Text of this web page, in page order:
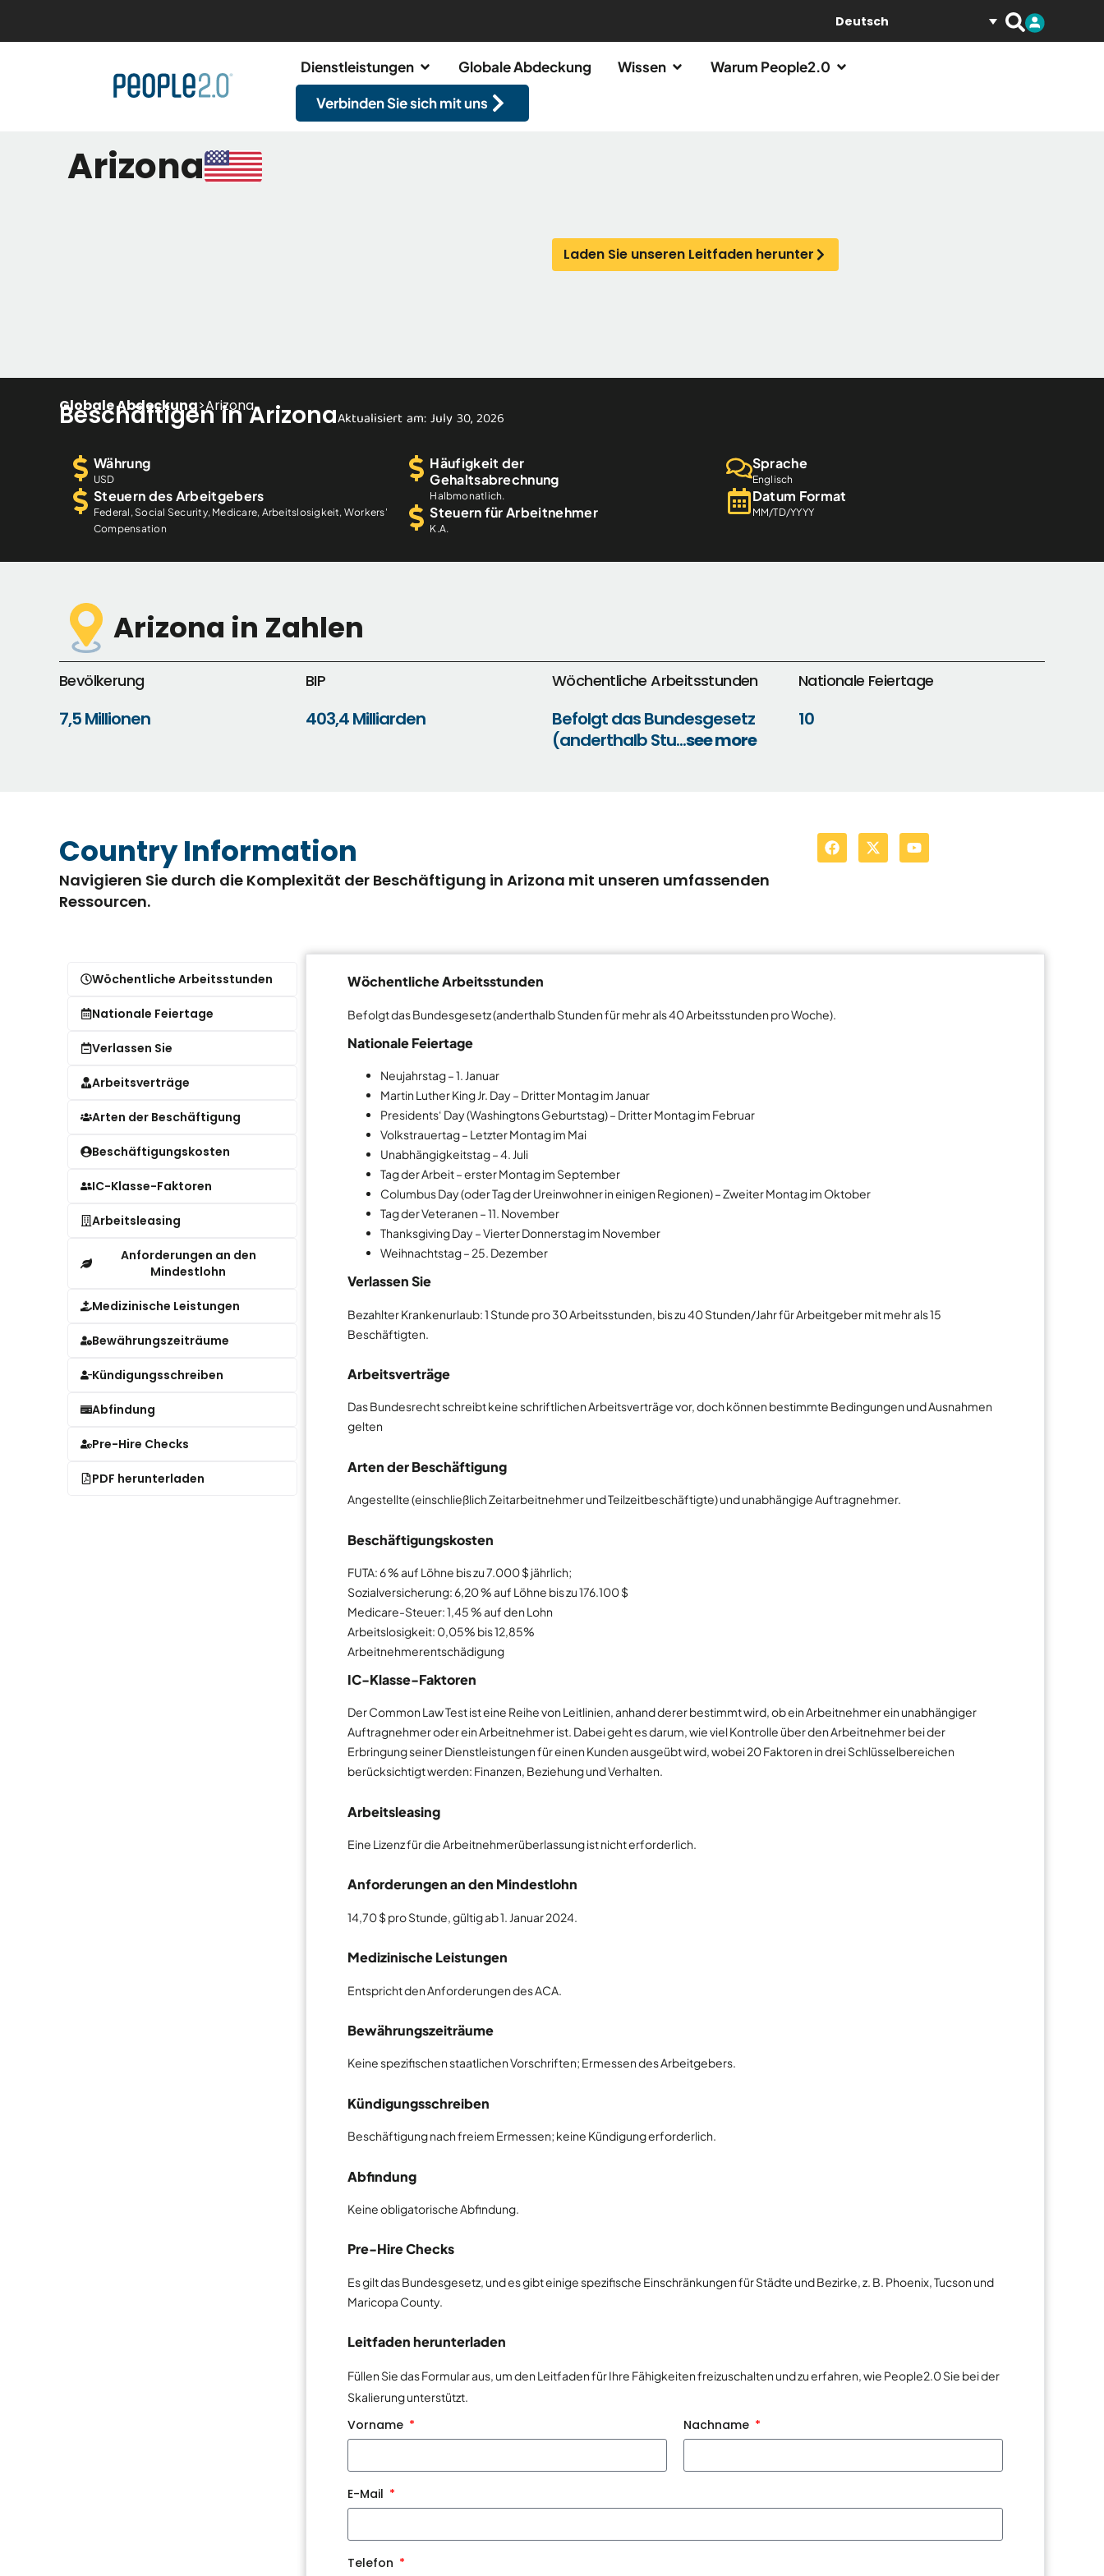
Deutsch
Dienstleistungen Globale Abdeckung Wissen
Warum People2.0
Verbinden Sie sich mit uns
Arizona
Laden Sie unseren Leitfaden herunter
Globale Abdeckung>Arizona
Beschäftigen in ArizonaAktualisiert am: July 30, 2026
Währung
USD
Steuern des Arbeitgebers
Federal, Social Security, Medicare, Arbeitslosigkeit, Workers'
Compensation
Häufigkeit der
Gehaltsabrechnung
Halbmonatlich.
Steuern für Arbeitnehmer
K.A.
Sprache
Englisch
Datum Format
MM/TD/YYYY
Arizona in Zahlen
Bevölkerung
7,5 Millionen
BIP
403,4 Milliarden
Wöchentliche Arbeitsstunden
Befolgt das Bundesgesetz
(anderthalb Stu...see more
Nationale Feiertage
10
Country Information
Navigieren Sie durch die Komplexität der Beschäftigung in Arizona mit unseren umfassenden
Ressourcen.
Wöchentliche Arbeitsstunden
Nationale Feiertage
Verlassen Sie
Arbeitsverträge
Arten der Beschäftigung
Beschäftigungskosten
IC-Klasse-Faktoren
Arbeitsleasing
Anforderungen an den
Mindestlohn
Medizinische Leistungen
Bewährungszeiträume
Kündigungsschreiben
Abfindung
Pre-Hire Checks
PDF herunterladen
Wöchentliche Arbeitsstunden
Befolgt das Bundesgesetz (anderthalb Stunden für mehr als 40 Arbeitsstunden pro Woche).
Nationale Feiertage
Neujahrstag – 1. Januar
Martin Luther King Jr. Day – Dritter Montag im Januar
Presidents‘ Day (Washingtons Geburtstag) – Dritter Montag im Februar
Volkstrauertag – Letzter Montag im Mai
Unabhängigkeitstag – 4. Juli
Tag der Arbeit – erster Montag im September
Columbus Day (oder Tag der Ureinwohner in einigen Regionen) – Zweiter Montag im Oktober
Tag der Veteranen – 11. November
Thanksgiving Day – Vierter Donnerstag im November
Weihnachtstag – 25. Dezember
Verlassen Sie
Bezahlter Krankenurlaub: 1 Stunde pro 30 Arbeitsstunden, bis zu 40 Stunden/Jahr für Arbeitgeber mit mehr als 15
Beschäftigten.
Arbeitsverträge
Das Bundesrecht schreibt keine schriftlichen Arbeitsverträge vor, doch können bestimmte Bedingungen und Ausnahmen
gelten
Arten der Beschäftigung
Angestellte (einschließlich Zeitarbeitnehmer und Teilzeitbeschäftigte) und unabhängige Auftragnehmer.
Beschäftigungskosten
FUTA: 6 % auf Löhne bis zu 7.000 $ jährlich;
Sozialversicherung: 6,20 % auf Löhne bis zu 176.100 $
Medicare-Steuer: 1,45 % auf den Lohn
Arbeitslosigkeit: 0,05% bis 12,85%
Arbeitnehmerentschädigung
IC-Klasse-Faktoren
Der Common Law Test ist eine Reihe von Leitlinien, anhand derer bestimmt wird, ob ein Arbeitnehmer ein unabhängiger
Auftragnehmer oder ein Arbeitnehmer ist. Dabei geht es darum, wie viel Kontrolle über den Arbeitnehmer bei der
Erbringung seiner Dienstleistungen für einen Kunden ausgeübt wird, wobei 20 Faktoren in drei Schlüsselbereichen
berücksichtigt werden: Finanzen, Beziehung und Verhalten.
Arbeitsleasing
Eine Lizenz für die Arbeitnehmerüberlassung ist nicht erforderlich.
Anforderungen an den Mindestlohn
14,70 $ pro Stunde, gültig ab 1. Januar 2024.
Medizinische Leistungen
Entspricht den Anforderungen des ACA.
Bewährungszeiträume
Keine spezifischen staatlichen Vorschriften; Ermessen des Arbeitgebers.
Kündigungsschreiben
Beschäftigung nach freiem Ermessen; keine Kündigung erforderlich.
Abfindung
Keine obligatorische Abfindung.
Pre-Hire Checks
Es gilt das Bundesgesetz, und es gibt einige spezifische Einschränkungen für Städte und Bezirke, z. B. Phoenix, Tucson und
Maricopa County.
Leitfaden herunterladen
Füllen Sie das Formular aus, um den Leitfaden für Ihre Fähigkeiten freizuschalten und zu erfahren, wie People2.0 Sie bei der
Skalierung unterstützt.
Vorname Nachname
E-Mail
Telefon